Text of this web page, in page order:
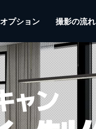
オプション 撮影の流れ